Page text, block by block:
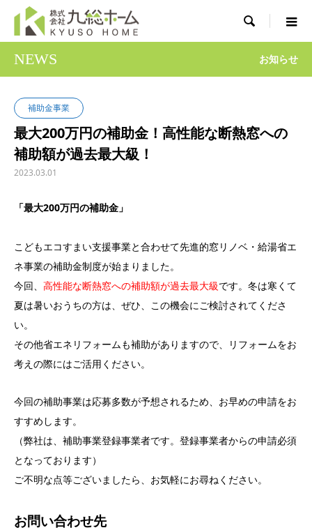

NEWS お知らせ
補助金事業
最大200万円の補助金！高性能な断熱窓への
補助額が過去最大級！
2023.03.01
「最大200万円の補助金」
こどもエコすまい支援事業と合わせて先進的窓リノベ・給湯省エ
ネ事業の補助金制度が始まりました。
今回、 高性能な断熱窓への補助額が過去最大級です。冬は寒くて
夏は暑いおうちの方は、ぜひ、この機会にご検討されてくださ
い。
その他省エネリフォームも補助がありますので、リフォームをお
考えの際にはご活用ください。
今回の補助事業は応募多数が予想されるため、お早めの申請をお
すすめします。
（弊社は、補助事業登録事業者です。登録事業者からの申請必須
となっております）
ご不明な点等ございましたら、お気軽にお尋ねください。
お問い合わせ先